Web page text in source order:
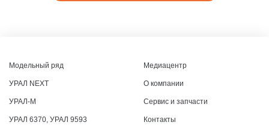
Модельный ряд
УРАЛ NEXT
УРАЛ-М
УРАЛ 6370, УРАЛ 9593
Медиацентр
О компании
Сервис и запчасти
Контакты